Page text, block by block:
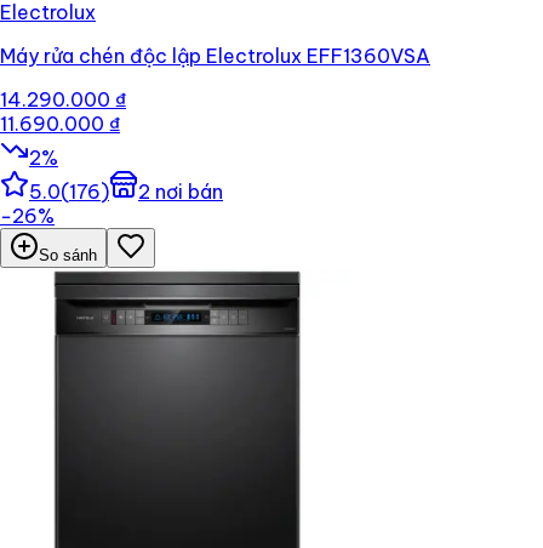
Electrolux
Máy rửa chén độc lập Electrolux EFF1360VSA
14.290.000 ₫
11.690.000 ₫
2%
5.0(176) 2 nơi bán
−26%
So sánh